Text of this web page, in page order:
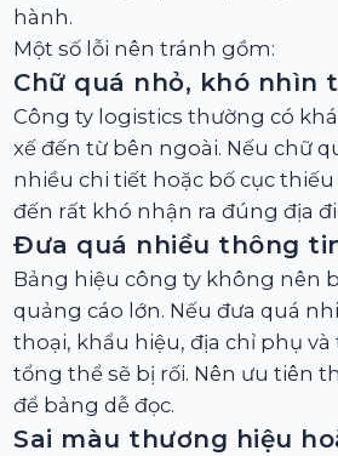
hành.
Một số lỗi nên tránh gồm:
Chữ quá nhỏ, khó nhìn
Công ty logistics thường có
xế đến từ bên ngoài. Nếu chữ
nhiều chi tiết hoặc bố cục
đến rất khó nhận ra đúng địa
Đưa quá nhiều thông
Bảng hiệu công ty không nên
quảng cáo lớn. Nếu đưa quá
thoại, khẩu hiệu, địa chỉ phụ
tổng thể sẽ bị rối. Nên ưu tiên
để bảng dễ đọc.
Sai màu thương hiệu